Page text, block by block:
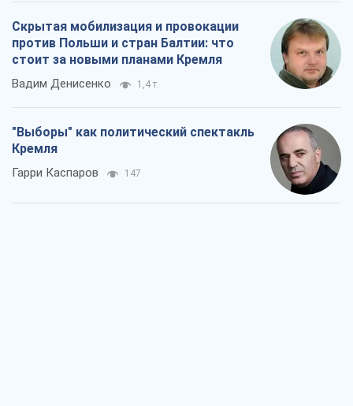
Скрытая мобилизация и провокации
против Польши и стран Балтии: что
стоит за новыми планами Кремля
Вадим Денисенко 1,4 т.
"Выборы" как политический спектакль
Кремля
Гарри Каспаров 147